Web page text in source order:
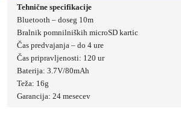
Tehnične specifikacije
Bluetooth – doseg 10m
Bralnik pomnilniških microSD kartic
Čas predvajanja – do 4 ure
Čas pripravljenosti: 120 ur
Baterija: 3.7V/80mAh
Teža: 16g
Garancija: 24 mesecev